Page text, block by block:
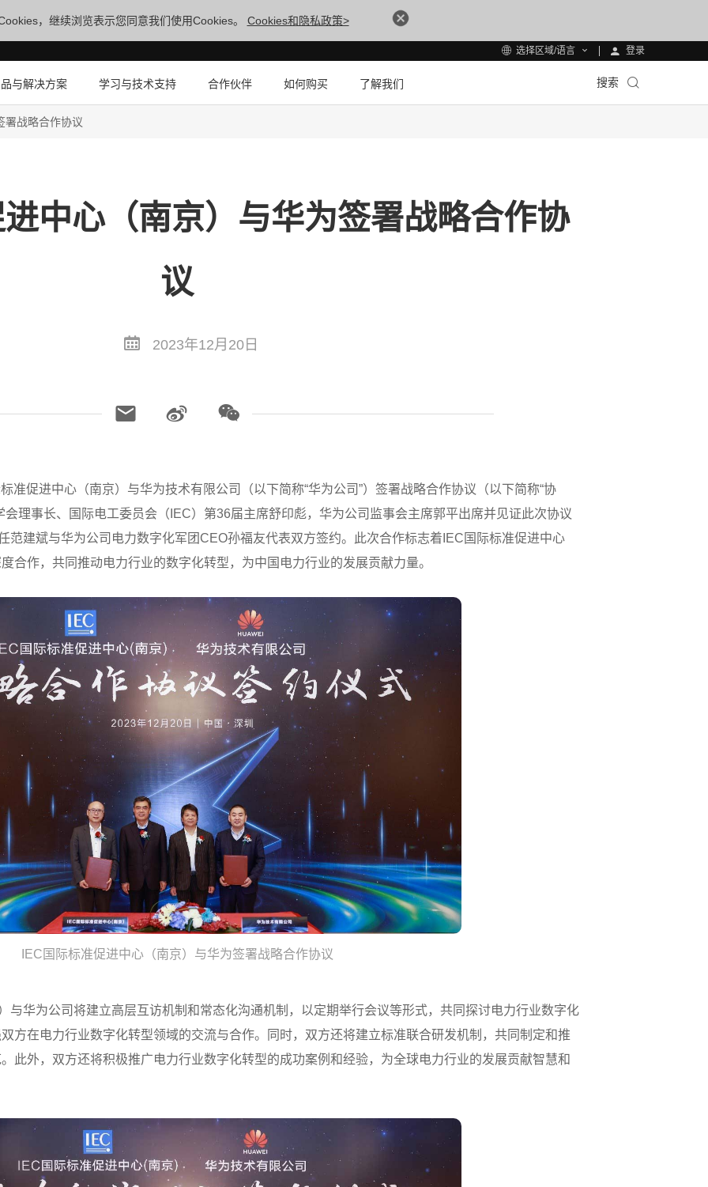
，继续浏览表示您同意我们使用Cookies。 Cookies和隐私政策>
选择区域/语言 登录
与解决方案 学习与技术支持 合作伙伴 如何购买 了解我们 搜索
署战略合作协议
中心（南京）与华为签署战略合作协
议
2023年12月20日
准促进中心（南京）与华为技术有限公司（以下简称“华为公司”）签署战略合作协议（以下简称“协
理事长、国际电工委员会（IEC）第36届主席舒印彪，华为公司监事会主席郭平出席并见证此次协议
范建斌与华为公司电力数字化军团CEO孙福友代表双方签约。此次合作标志着IEC国际标准促进中心
合作，共同推动电力行业的数字化转型，为中国电力行业的发展贡献力量。
IEC国际标准促进中心（南京）与华为签署战略合作协议
与华为公司将建立高层互访机制和常态化沟通机制，以定期举行会议等形式，共同探讨电力行业数字化
方在电力行业数字化转型领域的交流与合作。同时，双方还将建立标准联合研发机制，共同制定和推
此外，双方还将积极推广电力行业数字化转型的成功案例和经验，为全球电力行业的发展贡献智慧和